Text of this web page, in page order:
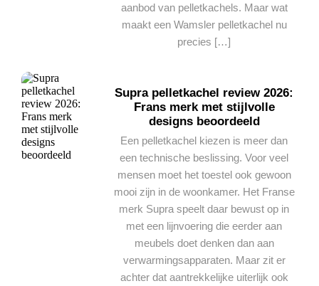
aanbod van pelletkachels. Maar wat
maakt een Wamsler pelletkachel nu
precies […]
Supra pelletkachel review 2026:
Frans merk met stijlvolle
designs beoordeeld
Een pelletkachel kiezen is meer dan
een technische beslissing. Voor veel
mensen moet het toestel ook gewoon
mooi zijn in de woonkamer. Het Franse
merk Supra speelt daar bewust op in
met een lijnvoering die eerder aan
meubels doet denken dan aan
verwarmingsapparaten. Maar zit er
achter dat aantrekkelijke uiterlijk ook